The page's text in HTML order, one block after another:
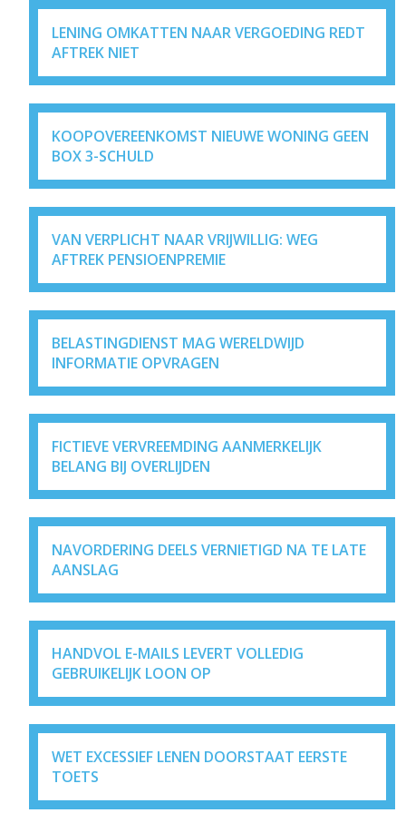
LENING OMKATTEN NAAR VERGOEDING REDT
AFTREK NIET
KOOPOVEREENKOMST NIEUWE WONING GEEN
BOX 3-SCHULD
VAN VERPLICHT NAAR VRIJWILLIG: WEG
AFTREK PENSIOENPREMIE
BELASTINGDIENST MAG WERELDWIJD
INFORMATIE OPVRAGEN
FICTIEVE VERVREEMDING AANMERKELIJK
BELANG BIJ OVERLIJDEN
NAVORDERING DEELS VERNIETIGD NA TE LATE
AANSLAG
HANDVOL E-MAILS LEVERT VOLLEDIG
GEBRUIKELIJK LOON OP
WET EXCESSIEF LENEN DOORSTAAT EERSTE
TOETS